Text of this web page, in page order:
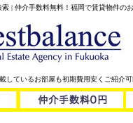
| 仲介手数料無料！福岡で賃貸物件の
しているお部屋も初期費用安くご紹介